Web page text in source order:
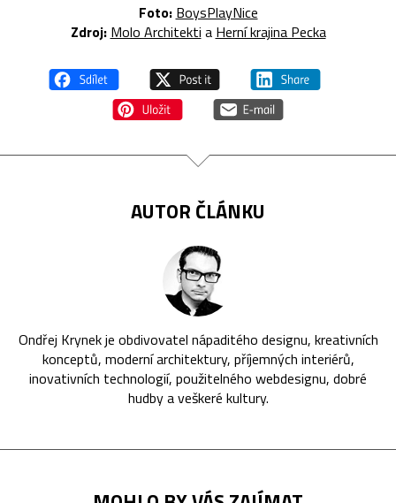
Foto: BoysPlayNice
Zdroj: Molo Architekti a Herní krajina Pecka
AUTOR ČLÁNKU
Ondřej Krynek je obdivovatel nápaditého designu, kreativních
konceptů, moderní architektury, příjemných interiérů,
inovativních technologií, použitelného webdesignu, dobré
hudby a veškeré kultury.